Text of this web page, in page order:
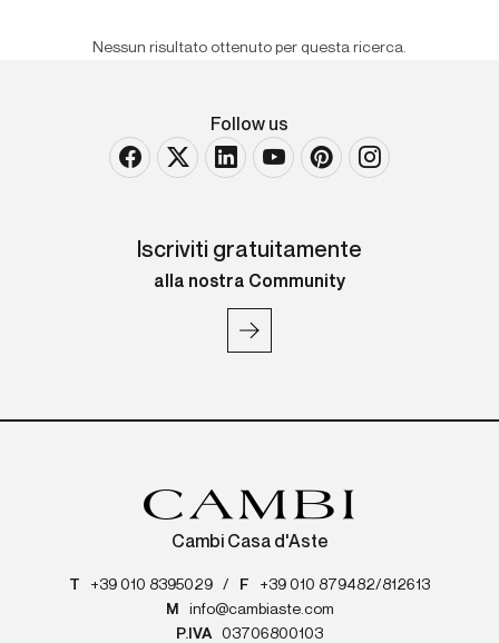
Nessun risultato ottenuto per questa ricerca.
Follow us
Iscriviti gratuitamente
alla nostra Community
Cambi Casa d'Aste
T +39 010 8395029 / F
+39 010 879482/812613
M
info@cambiaste.com
P.IVA
03706800103